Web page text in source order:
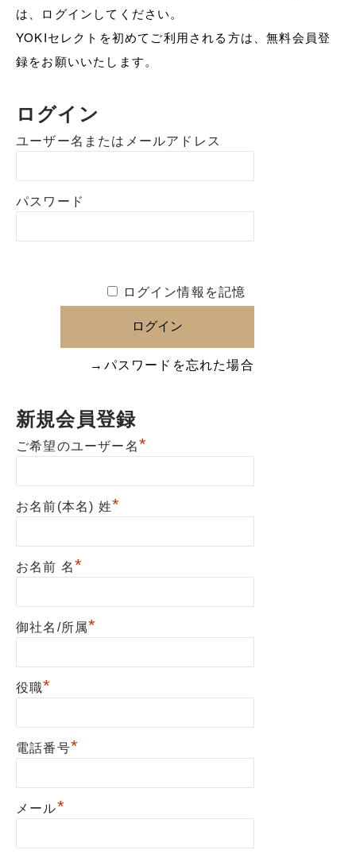
は、ログインしてください。
YOKIセレクトを初めてご利用される方は、無料会員登
録をお願いいたします。
ログイン
ユーザー名またはメールアドレス
パスワード
ログイン情報を記憶
→パスワードを忘れた場合
新規会員登録
ご希望のユーザー名*
お名前(本名) 姓*
お名前 名*
御社名/所属*
役職*
電話番号*
メール*